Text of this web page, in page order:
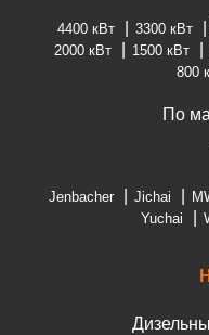
4400 кВт 3300 кВт
2000 кВт
1500 кВт
800
По
Jenbacher Jichai
Yuchai